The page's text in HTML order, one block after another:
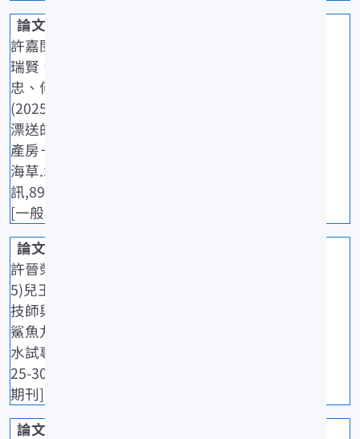
許嘉閔、吳
瑞賢、鄭明
忠、何源興
(2025)隨波
漂送的飛魚
產房－海漂
海草.水試專
訊,89: 42-45.
[一般期刊]
許晉榮(202
5)兒玉政治
技師與他的
鯊魚丸罐頭.
水試專訊,89:
25-30. [一般
期刊]